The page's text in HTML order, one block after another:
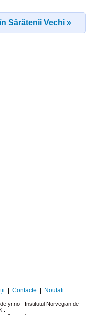
Sărătenii Vechi »
Contacte Noutati
yr.no - Institutul Norvegian de